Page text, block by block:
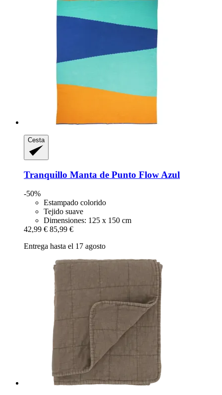
Cesta
Tranquillo Manta de Punto Flow Azul
-50%
Estampado colorido
Tejido suave
Dimensiones: 125 x 150 cm
42,99 € 85,99 €
Entrega hasta el 17 agosto